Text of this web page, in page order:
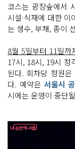
코스는 광장숲에서
시설·식재에 대한
는 생수, 부채, 종이
8월 5일부터 11일까
17시, 18시, 19시 정
된다. 회차당 정원
다. 예약은 서울시
시에는 운영이 중단